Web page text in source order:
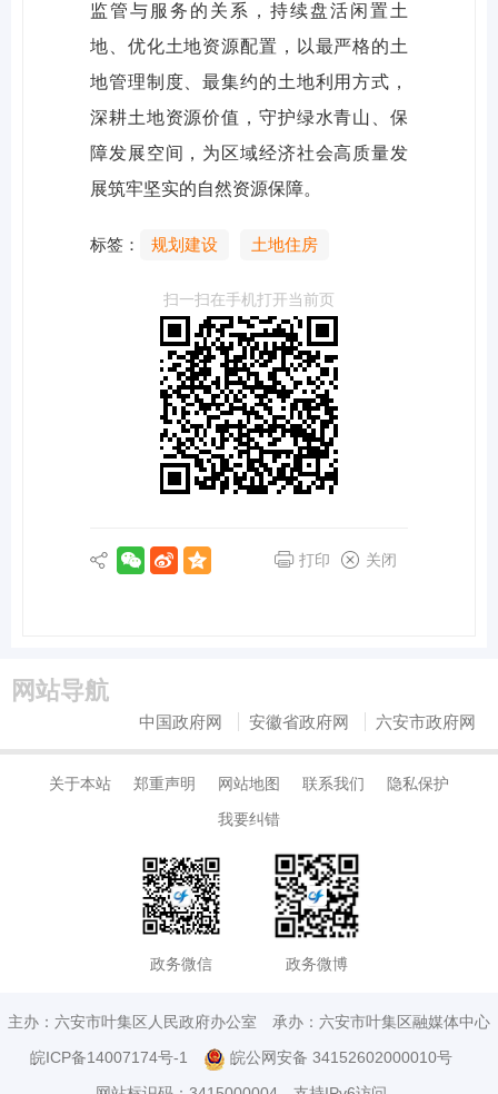
监管与服务的关系，持续盘活闲置土
地、优化土地资源配置，以最严格的土
地管理制度、最集约的土地利用方式，
深耕土地资源价值，守护绿水青山、保
障发展空间，为区域经济社会高质量发
展筑牢坚实的自然资源保障。
标签： 规划建设 土地住房
扫一扫在手机打开当前页
打印 关闭
网站导航
中国政府网 安徽省政府网 六安市政府网
关于本站 郑重声明 网站地图 联系我们
隐私保护
我要纠错
政务微信 政务微博
主办：六安市叶集区人民政府办公室
承办：六安市叶集区融媒体中心
皖ICP备14007174号-1
皖公网安备 34152602000010号